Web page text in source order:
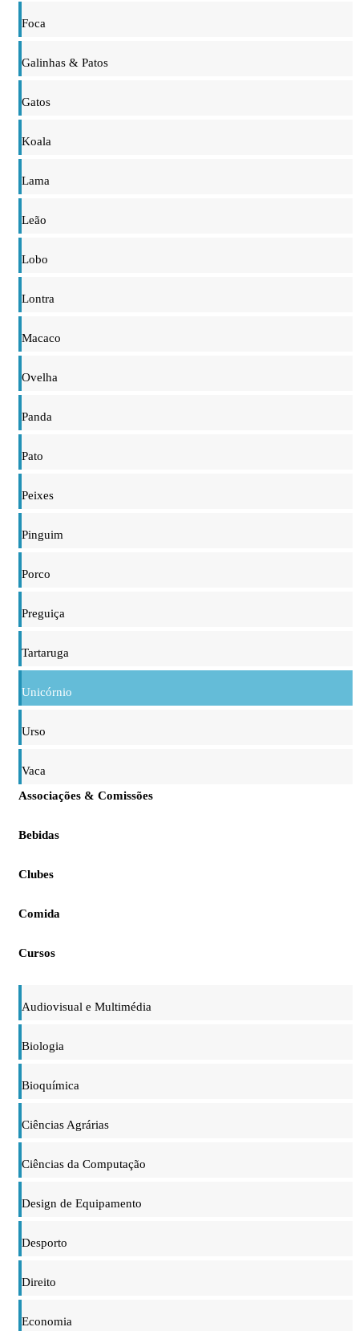
Foca
Galinhas & Patos
Gatos
Koala
Lama
Leão
Lobo
Lontra
Macaco
Ovelha
Panda
Pato
Peixes
Pinguim
Porco
Preguiça
Tartaruga
Unicórnio
Urso
Vaca
Associações & Comissões
Bebidas
Clubes
Comida
Cursos
Audiovisual e Multimédia
Biologia
Bioquímica
Ciências Agrárias
Ciências da Computação
Design de Equipamento
Desporto
Direito
Economia